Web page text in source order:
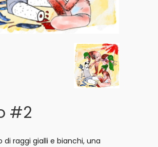
#2
di raggi gialli e bianchi, una